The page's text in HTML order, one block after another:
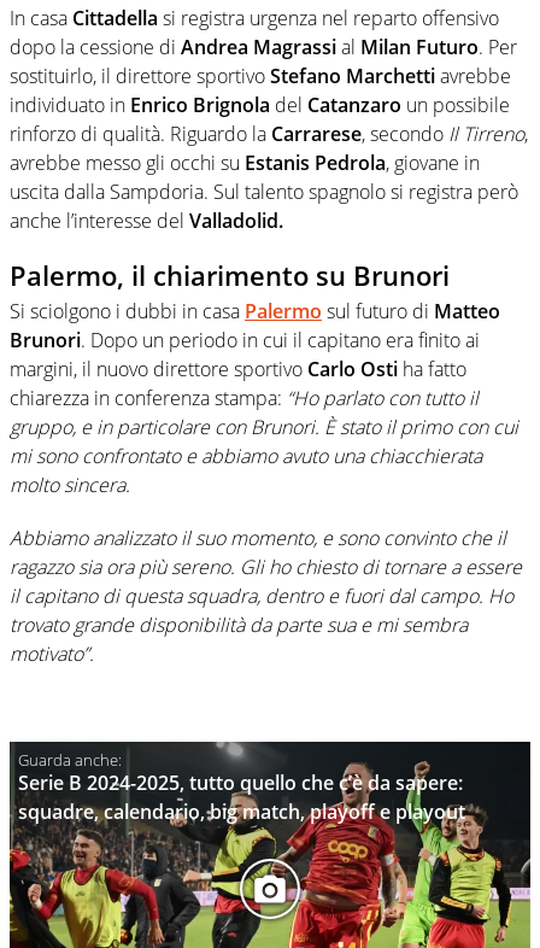
In casa Cittadella si registra urgenza nel reparto offensivo
dopo la cessione di Andrea Magrassial Milan Futuro. Per
sostituirlo, il direttore sportivoStefano Marchettiavrebbe
individuato in Enrico Brignola del Catanzaro un possibile
rinforzo di qualità. Riguardo la Carrarese, secondo Il Tirreno,
avrebbe messo gli occhi su Estanis Pedrola, giovane in
uscita dalla Sampdoria. Sul talento spagnolo si registra però
anche l’interesse del Valladolid.
Palermo, il chiarimento su Brunori
Si sciolgono i dubbi in casa Palermo sul futuro di Matteo
Brunori. Dopo un periodo in cui il capitano era finito ai
margini, il nuovo direttore sportivo Carlo Osti ha fatto
chiarezza in conferenza stampa: “Ho parlato con tutto il
gruppo, e in particolare con Brunori. È stato il primo con cui
mi sono confrontato e abbiamo avuto una chiacchierata
molto sincera.
Abbiamo analizzato il suo momento, e sono convinto che il
ragazzo sia ora più sereno. Gli ho chiesto di tornare a essere
il capitano di questa squadra, dentro e fuori dal campo. Ho
trovato grande disponibilità da parte sua e mi sembra
motivato”.
Serie B 2024-2025, tutto quello che c’è da sapere:
squadre, calendario, big match, playoff e playout